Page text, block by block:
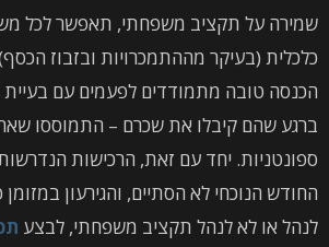
שמירה על תקציב משפחתי, תאפשר לכל
כלכלית (בעיקר מההתמכרויות ובזבוז
הכנסה טובה מתמודדים לפעמים עם
ברגע שהם קיבלו את שכרם – התמוססו
ספונטניות. יחד עם זאת, הרכישות
החודש הנוכחי לא הסתיים, והגירעון
לנהל או לא לנהל תקציב משפחתי, לבצע